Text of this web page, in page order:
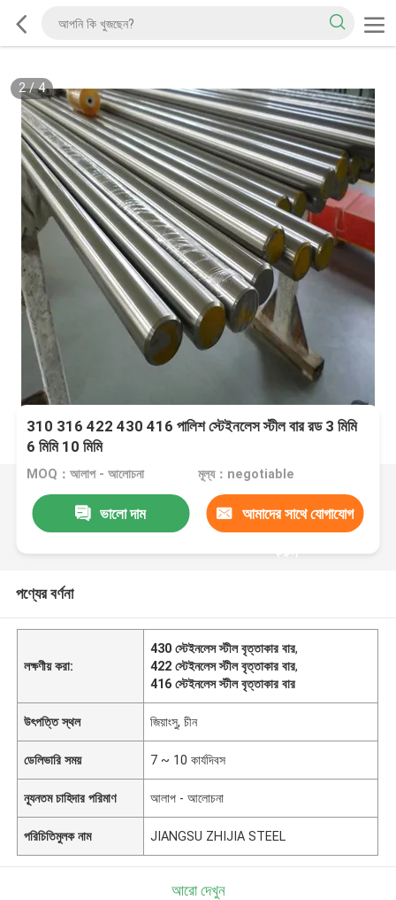
2/4
310 316 422 430 416 পালিশ স্টেইনলেস স্টীল বার রড 3 মিমি
6 মিমি 10 মিমি
MOQ：আলাপ - আলোচনা মূল্য：negotiable
ভালো দাম আমাদের সাথে যোগাযোগ
করুন
পণ্যের বর্ণনা
লক্ষণীয় করা:
430 স্টেইনলেস স্টীল বৃত্তাকার বার,
422 স্টেইনলেস স্টীল বৃত্তাকার বার,
416 স্টেইনলেস স্টীল বৃত্তাকার বার
উৎপত্তি স্থল জিয়াংসু, চীন
ডেলিভারি সময় 7 ~ 10 কার্যদিবস
ন্যূনতম চাহিদার পরিমাণ আলাপ - আলোচনা
পরিচিতিমুলক নাম JIANGSU ZHIJIA STEEL
আরো দেখুন